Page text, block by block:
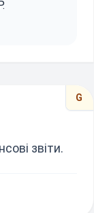
G
звіти.